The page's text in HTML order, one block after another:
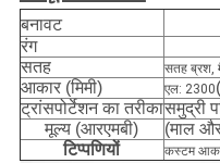
बनावट
रंग
सतह सतह ब्रश,
आकार (मिमी) एल: 2300
ट्रांसपोर्टेशन का तरीकासमुद्री
मूल्य (आरएमबी)
(माल
टिप्पणियों
कस्टम